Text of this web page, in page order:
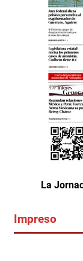
La
Impreso